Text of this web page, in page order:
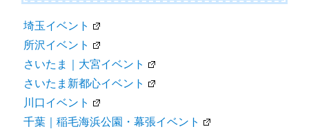
埼玉イベント
所沢イベント
さいたま｜大宮イベント
さいたま新都心イベント
川口イベント
千葉｜稲毛海浜公園・幕張イベント